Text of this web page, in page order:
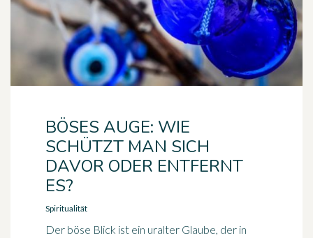
BÖSES AUGE: WIE
SCHÜTZT MAN SICH
DAVOR ODER ENTFERNT
ES?
Spiritualität
Der böse Blick ist ein uralter Glaube, der in